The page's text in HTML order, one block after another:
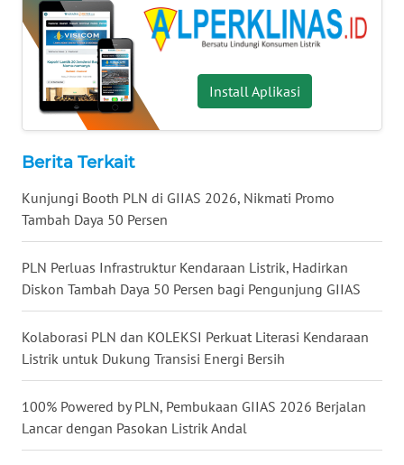
Install Aplikasi
Berita Terkait
Kunjungi Booth PLN di GIIAS 2026, Nikmati Promo
Tambah Daya 50 Persen
PLN Perluas Infrastruktur Kendaraan Listrik, Hadirkan
Diskon Tambah Daya 50 Persen bagi Pengunjung GIIAS
Kolaborasi PLN dan KOLEKSI Perkuat Literasi Kendaraan
Listrik untuk Dukung Transisi Energi Bersih
100% Powered by PLN, Pembukaan GIIAS 2026 Berjalan
Lancar dengan Pasokan Listrik Andal
WN
SUMEDANG
WN
CIANJUR
WN
SERIBU
WN
TANGERANG
WN
BINJAI
WN